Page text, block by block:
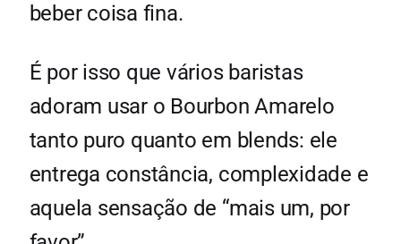
beber coisa fina.
É por isso que vários baristas
adoram usar o Bourbon Amarelo
tanto puro quanto em blends: ele
entrega constância, complexidade e
aquela sensação de “mais um, por